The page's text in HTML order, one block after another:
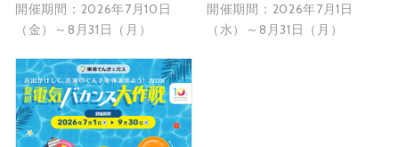
開催期間：2026年7月10日
（金）～8月31日（月）
開催期間：2026年7月1日
（水）～8月31日（月）